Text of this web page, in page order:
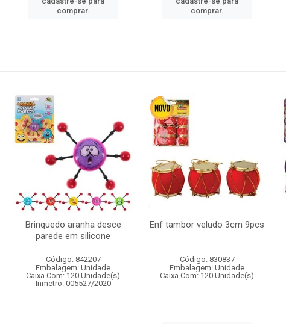
comprar.
comprar.
Brinquedo aranha desce
parede em silicone
Código: 842207
Embalagem: Unidade
Caixa Com: 120 Unidade(s)
Inmetro: 005527/2020
Enf tambor veludo 3cm 9pcs
Código: 830837
Embalagem: Unidade
Caixa Com: 120 Unidade(s)